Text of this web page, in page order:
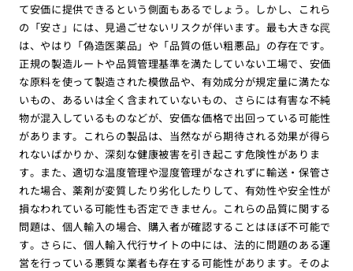
て安価に提供できるという側面もあるでしょう。しかし、これら
の「安さ」には、見過ごせないリスクが伴います。最も大きな罠
は、やはり「偽造医薬品」や「品質の低い粗悪品」の存在です。
正規の製造ルートや品質管理基準を満たしていない工場で、安価
な原料を使って製造された模倣品や、有効成分が規定量に満たな
いもの、あるいは全く含まれていないもの、さらには有害な不純
物が混入しているものなどが、安価な価格で出回っている可能性
があります。これらの製品は、当然ながら期待される効果が得ら
れないばかりか、深刻な健康被害を引き起こす危険性がありま
す。また、適切な温度管理や湿度管理がなされずに輸送・保管さ
れた場合、薬剤が変質したり劣化したりして、有効性や安全性が
損なわれている可能性も否定できません。これらの品質に関する
問題は、個人輸入の場合、購入者が確認することはほぼ不可能で
す。さらに、個人輸入代行サイトの中には、法的に問題のある運
営を行っている悪質な業者も存在する可能性があります。そのよ